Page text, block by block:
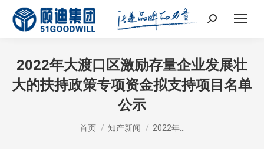
Search:
2022年大渡口区激励存量企业发展壮
大的扶持政策专项资金拟支持项目名单
公示
您在这里：
首页 知产新闻 2022年…